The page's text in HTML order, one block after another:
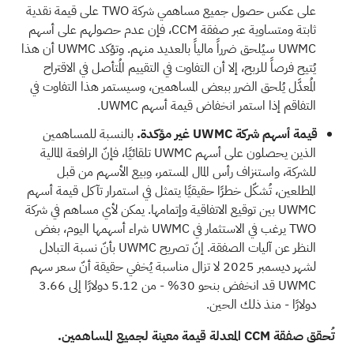
على عكس حصول جميع مساهمي شركة TWO على قيمة نقدية
ثابتة ومتساوية عبر صفقة CCM، فإن عدم حصولهم على أسهم
UWMC سيُلحق ضرراً مالياً بالعديد منهم. وتؤكد UWMC أن هذا
يُتيح فرصاً للربح، إلا أن التفاوت في التقييم المُتأصل في الاقتراح
المُعدَّل يُلحق الضرر ببعض المساهمين، وسيستمر هذا التفاوت في
التفاقم إذا استمر انخفاض قيمة أسهم UWMC.
قيمة أسهم شركة UWMC غير مؤكدة.
بالنسبة للمساهمين
الذين يحصلون على أسهم UWMC تلقائيًا، فإنّ الرافعة المالية
للشركة، واستنزاف رأس المال المستمر، وبيع الأسهم من قبل
المطلعين، تُشكّل خطرًا حقيقيًا يتمثل في استمرار تآكل قيمة أسهم
UWMC بين توقيع الاتفاقية وإتمامها. يمكن لأي مساهم في شركة
TWO يرغب في الاستثمار في UWMC شراء أسهمها اليوم، بغض
النظر عن آليات الصفقة. إنّ تصريح UWMC بأنّ نسبة التبادل
لشهر ديسمبر 2025 لا تزال مناسبة يُخفي حقيقة أنّ سعر سهم
UWMC قد انخفض بنحو 30% - من 5.12 دولارًا إلى 3.66
دولارًا - منذ ذلك الحين.
تُحقق صفقة CCM المعدلة قيمة معينة لجميع المساهمين.